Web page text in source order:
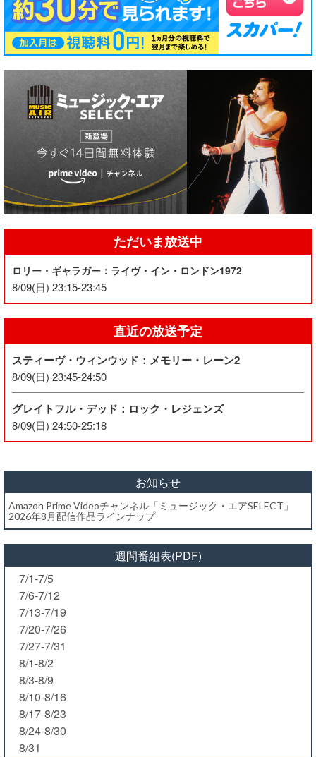
ただいま放送中
ロリー・ギャラガー：ライヴ・イン・ロンドン1972
8/09(日) 23:15-23:45
直近の放送予定
スティーヴ・ウィンウッド：メモリー・レーン2
8/09(日) 23:45-24:50
グレイトフル・デッド：ロック・レジェンズ
8/09(日) 24:50-25:18
お知らせ
Amazon Prime Videoチャンネル「ミュージック・エアSELECT」
2026年8月配信作品ラインナップ
週間番組表(PDF)
7/1-7/5
7/6-7/12
7/13-7/19
7/20-7/26
7/27-7/31
8/1-8/2
8/3-8/9
8/10-8/16
8/17-8/23
8/24-8/30
8/31